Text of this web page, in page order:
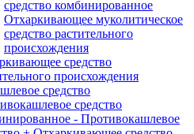
средство комбинированное
Отхаркивающее муколитическое
средство растительного
происхождения
средство
происхождения
средство
средство
- Противокашлевое